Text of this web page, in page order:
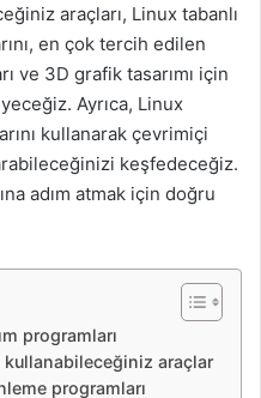
araçları, Linux tabanlı
en çok tercih edilen
ve 3D grafik tasarımı için
Ayrıca, Linux
kullanarak çevrimiçi
keşfedeceğiz.
adım atmak için doğru
programları
kullanabileceğiniz araçlar
programları